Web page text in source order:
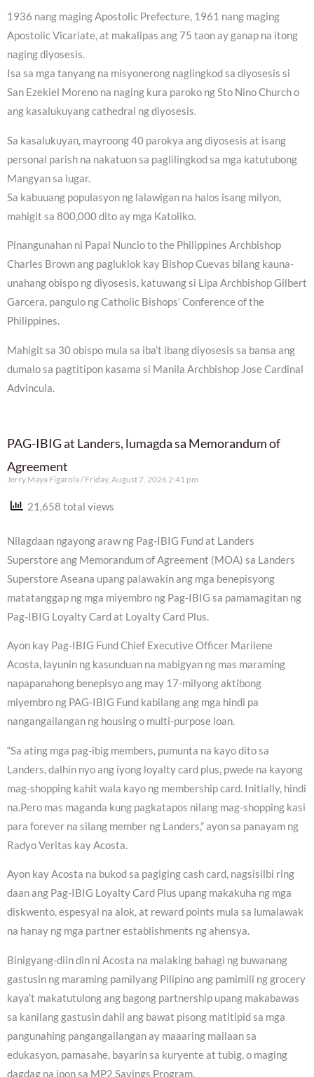
1936 nang maging Apostolic Prefecture, 1961 nang maging
Apostolic Vicariate, at makalipas ang 75 taon ay ganap na itong
naging diyosesis.
Isa sa mga tanyang na misyonerong naglingkod sa diyosesis si
San Ezekiel Moreno na naging kura paroko ng Sto Nino Church o
ang kasalukuyang cathedral ng diyosesis.
Sa kasalukuyan, mayroong 40 parokya ang diyosesis at isang
personal parish na nakatuon sa paglilingkod sa mga katutubong
Mangyan sa lugar.
Sa kabuuang populasyon ng lalawigan na halos isang milyon,
mahigit sa 800,000 dito ay mga Katoliko.
Pinangunahan ni Papal Nuncio to the Philippines Archbishop
Charles Brown ang pagluklok kay Bishop Cuevas bilang kauna-
unahang obispo ng diyosesis, katuwang si Lipa Archbishop Gilbert
Garcera, pangulo ng Catholic Bishops’ Conference of the
Philippines.
Mahigit sa 30 obispo mula sa iba’t ibang diyosesis sa bansa ang
dumalo sa pagtitipon kasama si Manila Archbishop Jose Cardinal
Advincula.
PAG-IBIG at Landers, lumagda sa Memorandum of
Agreement
Jerry Maya Figarola Friday, August 7, 2026 2:41 pm
21,658 total views
Nilagdaan ngayong araw ng Pag-IBIG Fund at Landers
Superstore ang Memorandum of Agreement (MOA) sa Landers
Superstore Aseana upang palawakin ang mga benepisyong
matatanggap ng mga miyembro ng Pag-IBIG sa pamamagitan ng
Pag-IBIG Loyalty Card at Loyalty Card Plus.
Ayon kay Pag-IBIG Fund Chief Executive Officer Marilene
Acosta, layunin ng kasunduan na mabigyan ng mas maraming
napapanahong benepisyo ang may 17-milyong aktibong
miyembro ng PAG-IBIG Fund kabilang ang mga hindi pa
nangangailangan ng housing o multi-purpose loan.
“Sa ating mga pag-ibig members, pumunta na kayo dito sa
Landers, dalhin nyo ang iyong loyalty card plus, pwede na kayong
mag-shopping kahit wala kayo ng membership card. Initially, hindi
na.Pero mas maganda kung pagkatapos nilang mag-shopping kasi
para forever na silang member ng Landers,” ayon sa panayam ng
Radyo Veritas kay Acosta.
Ayon kay Acosta na bukod sa pagiging cash card, nagsisilbi ring
daan ang Pag-IBIG Loyalty Card Plus upang makakuha ng mga
diskwento, espesyal na alok, at reward points mula sa lumalawak
na hanay ng mga partner establishments ng ahensya.
Binigyang-diin din ni Acosta na malaking bahagi ng buwanang
gastusin ng maraming pamilyang Pilipino ang pamimili ng grocery
kaya’t makatutulong ang bagong partnership upang makabawas
sa kanilang gastusin dahil ang bawat pisong matitipid sa mga
pangunahing pangangailangan ay maaaring mailaan sa
edukasyon, pamasahe, bayarin sa kuryente at tubig, o maging
dagdag na ipon sa MP2 Savings Program.